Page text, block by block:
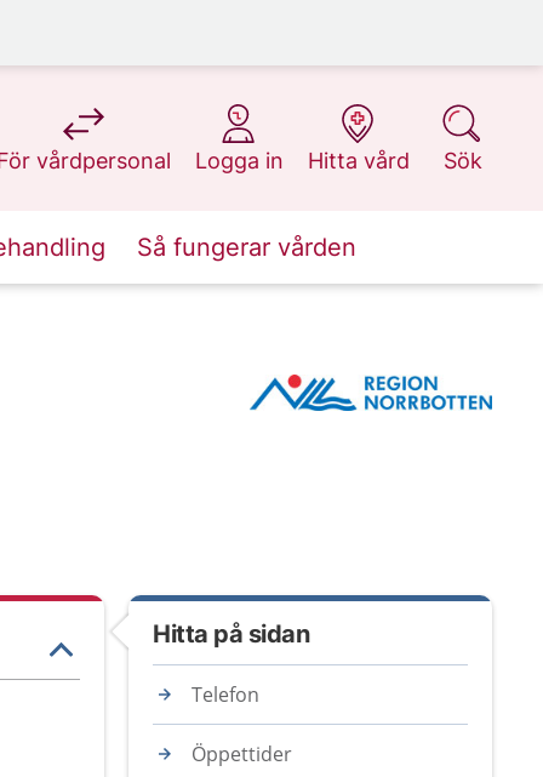
vårdpersonal
på 1177.se
Logga in
på 1177.se
Hitta vård
på 1177.se
Sök
på 1177.se
Så fungerar vården
Hitta på sidan
Telefon
Öppettider